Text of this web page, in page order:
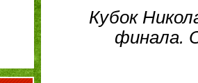
Кубок
финала.